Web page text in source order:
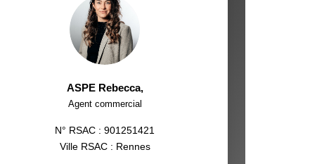
ASPE Rebecca,
Agent commercial
N° RSAC : 901251421
Ville RSAC : Rennes